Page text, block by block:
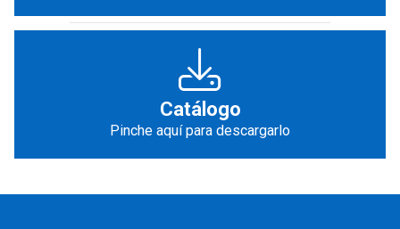
Catálogo
Pinche aquí para descargarlo